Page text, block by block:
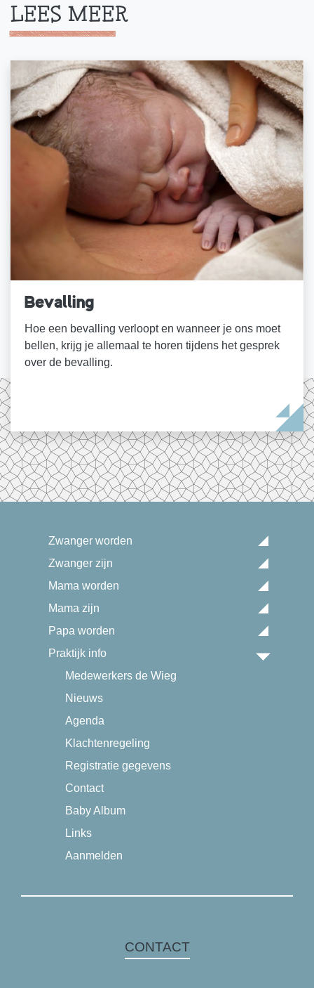
LEES MEER
Bevalling
Hoe een bevalling verloopt en wanneer je ons moet
bellen, krijg je allemaal te horen tijdens het gesprek
over de bevalling.
Zwanger worden
Zwanger zijn
Mama worden
Mama zijn
Papa worden
Praktijk info
Medewerkers de Wieg
Nieuws
Agenda
Klachtenregeling
Registratie gegevens
Contact
Baby Album
Links
Aanmelden
CONTACT